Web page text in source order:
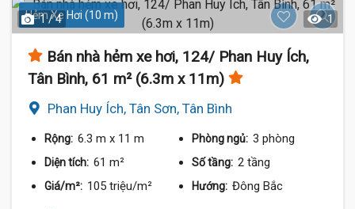
Hẻm Xe Hơi (10 m)
1 / 4 1
Bán nhà hẻm xe hơi, 124/ Phan Huy Ích,
Tân Bình, 61 m² (6.3m x 11m)
Phan Huy Ích, Tân Sơn, Tân Bình
Rộng: 6.3 m x 11 m Phòng ngủ: 3 phòng
Diện tích: 61 m² Số tầng: 2 tầng
Giá/m²: 105 triệu/m² Hướng: Đông Bắc